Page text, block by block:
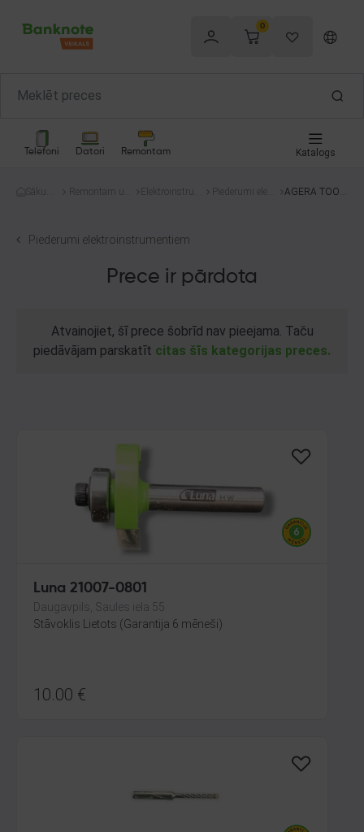
0
Telefoni Datori Remontam Katalogs
Sākum
Remontam un
Elektroinstrum
Piederumi elektr
AGERA TOOL
Piederumi elektroinstrumentiem
Prece ir pārdota
Atvainojiet, šī prece šobrīd nav pieejama. Taču
piedāvājam parskatīt citas šīs kategorijas preces.
Luna 21007-0801
Daugavpils, Saules iela 55
Stāvoklis Lietots (Garantija 6 mēneši)
10.00 €